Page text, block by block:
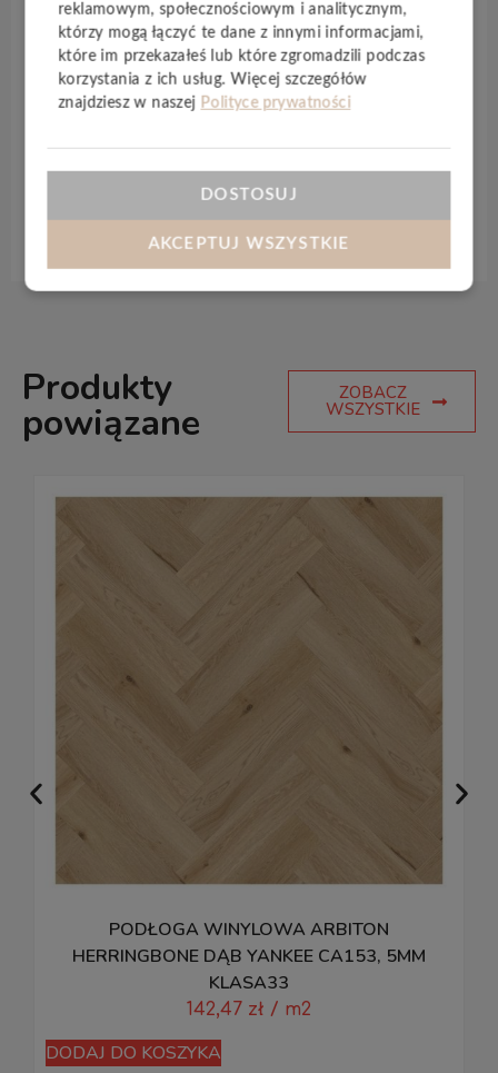
jakości. Przykładem jest wysoka klasyfikacja
ogniowa Bfl-s1 która sprawia, że powierzchnia jest
trudnopalna. Inne jakościowe cechy to
antystatyczna i antypoślizgowa powierzchnia. Dzięki
wyglądała świetnie nawet po latach użytkowania.
Produkty
powiązane
ZOBACZ
WSZYSTKIE
PODŁOGA WINYLOWA ARBITON
HERRINGBONE DĄB YANKEE CA153, 5MM
KLASA33
142,47 zł / m2
DODAJ DO KOSZYKA
reklamowym, społecznościowym i analitycznym,
którzy mogą łączyć te dane z innymi informacjami,
które im przekazałeś lub które zgromadzili podczas
korzystania z ich usług. Więcej szczegółów
znajdziesz w naszej Polityce prywatności
DOSTOSUJ
AKCEPTUJ WSZYSTKIE